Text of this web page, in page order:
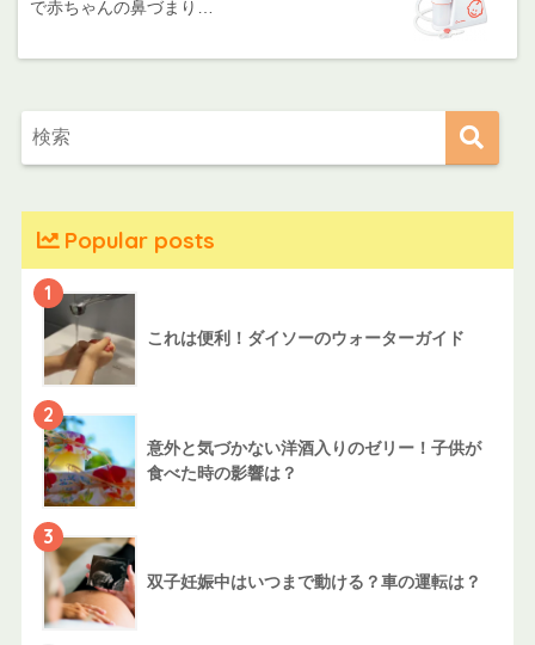
で赤ちゃんの鼻づまり…
Popular posts
1
これは便利！ダイソーのウォーターガイド
2
意外と気づかない洋酒入りのゼリー！子供が
食べた時の影響は？
3
双子妊娠中はいつまで動ける？車の運転は？